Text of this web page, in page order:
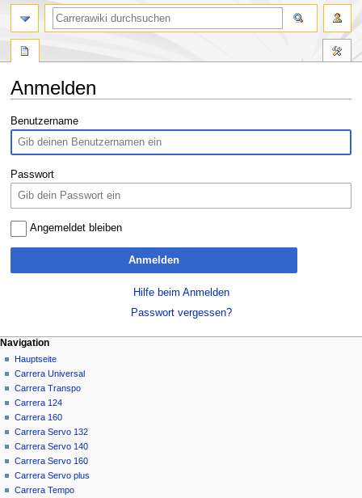
Anmelden
Zur
Navigation
Zur
Suche
Benutzername
Passwort
Angemeldet bleiben
Anmelden
Hilfe beim Anmelden
Passwort vergessen?
Navigationsmenü
Seitenaktionen
Spezialseite
Meine Werkzeuge
Anmelden
Navigation
Hauptseite
Carrera Universal
Carrera Transpo
Carrera 124
Carrera 160
Carrera Servo 132
Carrera Servo 140
Carrera Servo 160
Carrera Servo plus
Carrera Tempo
Suche